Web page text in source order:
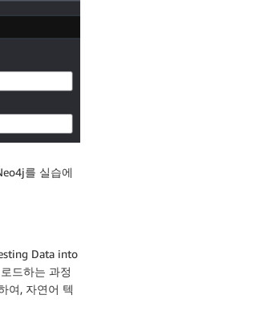
를 실습에
Data into
드하는 과정
여, 자연어 텍